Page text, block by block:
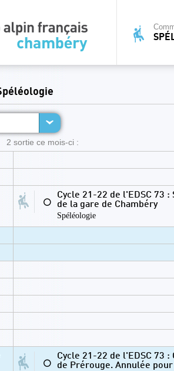
2 sortie ce mois-ci :
⚪
Cycle 21-22 de l'EDSC 73
de la gare de Chambéry
Spéléologie
⚪
Cycle 21-22 de l'EDSC 73
de Prérouge. Annulée